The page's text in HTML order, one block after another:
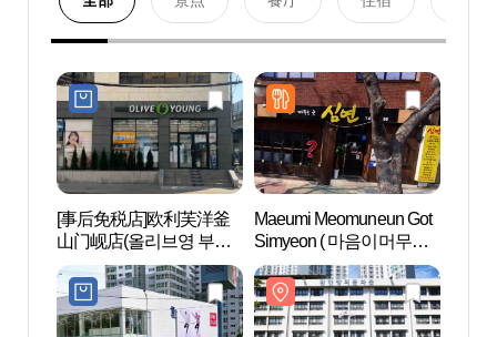
[事后免税店]欧利芙洋釜
山门岘店(올리브영 부산
문현점)
Maeumi Meomuneun Got
Simyeon ( 마음이머무는
곳심연 )